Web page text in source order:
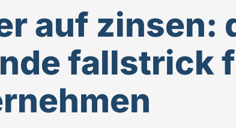
auf zinsen:
fallstrick